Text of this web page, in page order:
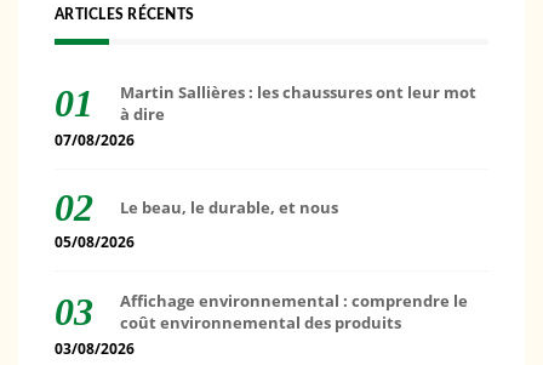
ARTICLES RÉCENTS
Martin Sallières : les chaussures ont leur mot
à dire
07/08/2026
Le beau, le durable, et nous
05/08/2026
Affichage environnemental : comprendre le
coût environnemental des produits
03/08/2026